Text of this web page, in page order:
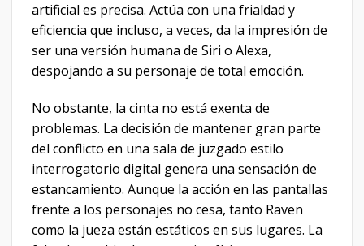
artificial es precisa. Actúa con una frialdad y
eficiencia que incluso, a veces, da la impresión de
ser una versión humana de Siri o Alexa,
despojando a su personaje de total emoción.
No obstante, la cinta no está exenta de
problemas. La decisión de mantener gran parte
del conflicto en una sala de juzgado estilo
interrogatorio digital genera una sensación de
estancamiento. Aunque la acción en las pantallas
frente a los personajes no cesa, tanto Raven
como la jueza están estáticos en sus lugares. La